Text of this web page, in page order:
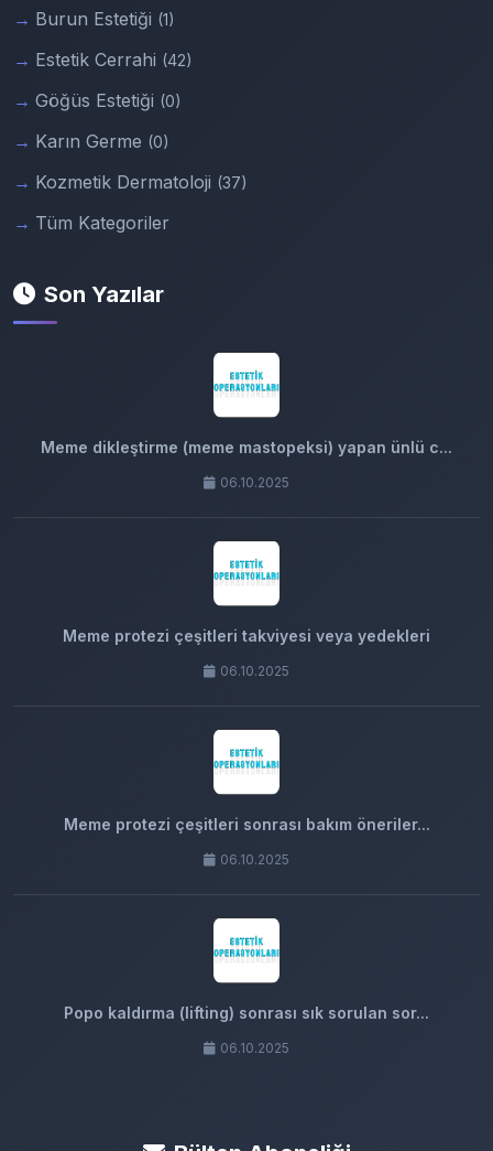
Burun Estetiği (1)
Estetik Cerrahi (42)
Göğüs Estetiği (0)
Karın Germe (0)
Kozmetik Dermatoloji (37)
Tüm Kategoriler
Son Yazılar
Meme dikleştirme (meme mastopeksi) yapan ünlü c...
06.10.2025
Meme protezi çeşitleri takviyesi veya yedekleri
06.10.2025
Meme protezi çeşitleri sonrası bakım öneriler...
06.10.2025
Popo kaldırma (lifting) sonrası sık sorulan sor...
06.10.2025